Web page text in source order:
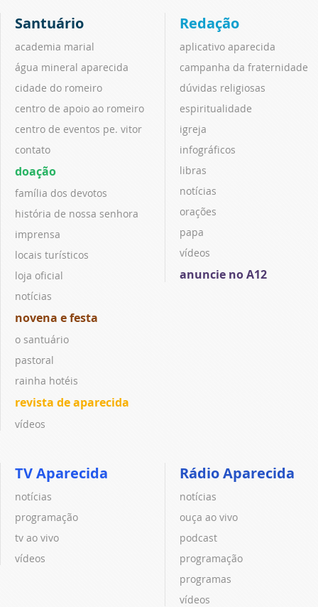
Santuário
academia marial
água mineral aparecida
cidade do romeiro
centro de apoio ao romeiro
centro de eventos pe. vitor
contato
doação
família dos devotos
história de nossa senhora
imprensa
locais turísticos
loja oficial
notícias
novena e festa
o santuário
pastoral
rainha hotéis
revista de aparecida
vídeos
Redação
aplicativo aparecida
campanha da fraternidade
dúvidas religiosas
espiritualidade
igreja
infográficos
libras
notícias
orações
papa
vídeos
anuncie no A12
TV Aparecida
notícias
programação
tv ao vivo
vídeos
Rádio Aparecida
notícias
ouça ao vivo
podcast
programação
programas
vídeos